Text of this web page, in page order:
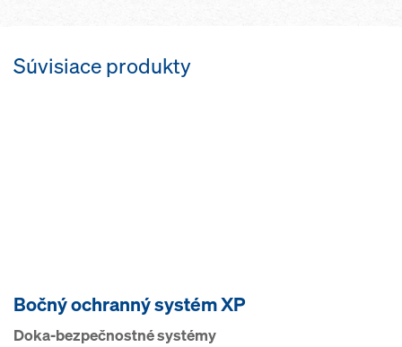
Súvisiace produkty
Bočný ochranný systém XP
Doka-bezpečnostné systémy